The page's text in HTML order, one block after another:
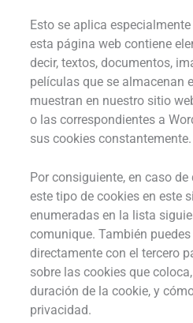
Esto se aplica
esta página web contiene
decir, textos, documentos,
películas que se almacenan
muestran en nuestro sitio
o las correspondientes a
sus cookies constantemente.
Por consiguiente, en caso
este tipo de cookies en este
enumeradas en la lista
comunique. También
directamente con el tercero
sobre las cookies que
duración de la cookie, y
privacidad.